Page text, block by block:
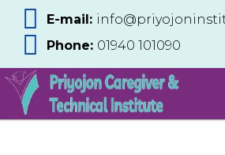
E-mail:
Phone: ‪01940 101090